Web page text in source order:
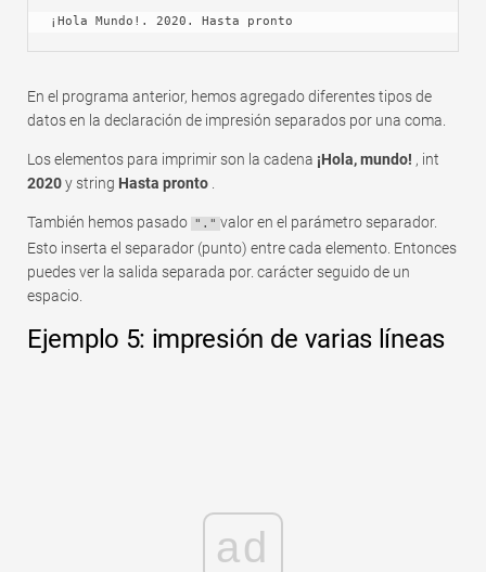
¡Hola Mundo!. 2020. Hasta pronto
En el programa anterior, hemos agregado diferentes tipos de
datos en la declaración de impresión separados por una coma.
Los elementos para imprimir son la cadena ¡Hola, mundo! , int
2020y string Hasta pronto
También hemos pasado "." valor en el parámetro separador.
Esto inserta el separador (punto) entre cada elemento. Entonces
puedes ver la salida separada por. carácter seguido de un
espacio.
Ejemplo 5: impresión de varias líneas
ad